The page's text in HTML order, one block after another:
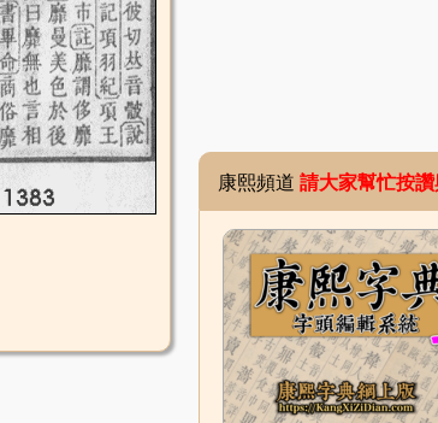
康熙頻道 請大家幫忙按讚